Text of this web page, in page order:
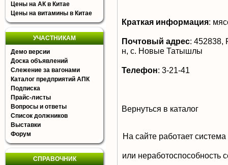
Цены на АК в Китае
Цены на витамины в Китае
УЧАСТНИКАМ
Демо версии
Доска объявлений
Слежение за вагонами
Каталог предприятий АПК
Подписка
Прайс-листы
Вопросы и ответы
Список должников
Выставки
Форум
СПРАВОЧНИК
Краткая информация:
Почтовый адрес: 452838,
н, с. Новые Татышлы
Телефон: 3-21-41
Вернуться в каталог
На сайте работает
или неработоспособность